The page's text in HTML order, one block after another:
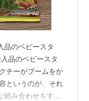
品のベビースタ
品のベビースタ
チーがブームをか
というのが、それ
組み合わせをする